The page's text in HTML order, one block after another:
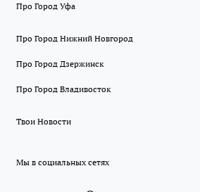
Про Город Уфа
Про Город Нижний Новгород
Про Город Дзержинск
Про Город Владивосток
Твои Новости
Мы в социальных сетях